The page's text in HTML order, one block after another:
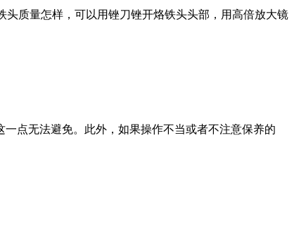
质量怎样，可以用锉刀锉开烙铁头头部，用高倍放大镜
点无法避免。此外，如果操作不当或者不注意保养的